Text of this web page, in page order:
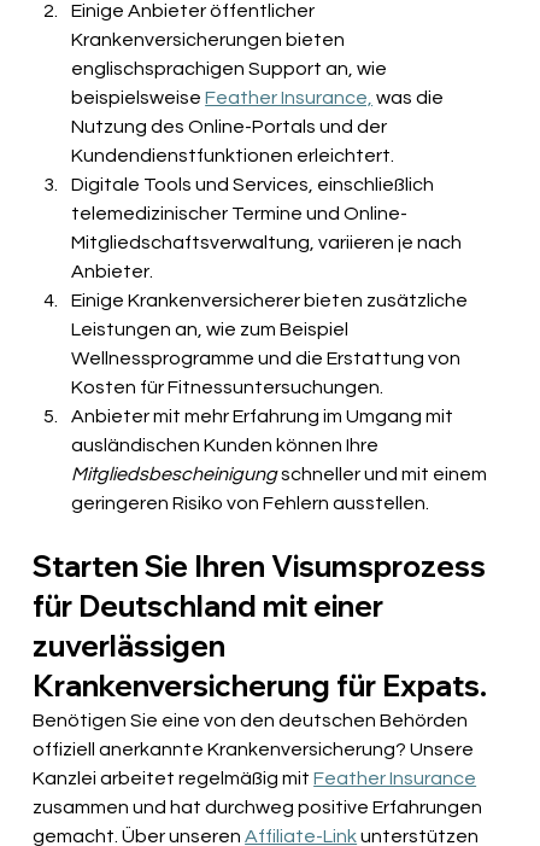
Einige Anbieter öffentlicher
Krankenversicherungen bieten
englischsprachigen Support an, wie
beispielsweise Feather Insurance, was die
Nutzung des Online-Portals und der
Kundendienstfunktionen erleichtert.
Digitale Tools und Services, einschließlich
telemedizinischer Termine und Online-
Mitgliedschaftsverwaltung, variieren je nach
Anbieter.
Einige Krankenversicherer bieten zusätzliche
Leistungen an, wie zum Beispiel
Wellnessprogramme und die Erstattung von
Kosten für Fitnessuntersuchungen.
Anbieter mit mehr Erfahrung im Umgang mit
ausländischen Kunden können Ihre
Mitgliedsbescheinigungschneller und mit einem
geringeren Risiko von Fehlern ausstellen.
Starten Sie Ihren Visumsprozess
für Deutschland mit einer
zuverlässigen
Krankenversicherung für Expats.
Benötigen Sie eine von den deutschen Behörden
offiziell anerkannte Krankenversicherung? Unsere
Kanzlei arbeitet regelmäßig mit Feather Insurance
zusammen und hat durchweg positive Erfahrungen
gemacht. Über unseren Affiliate-Linkunterstützen